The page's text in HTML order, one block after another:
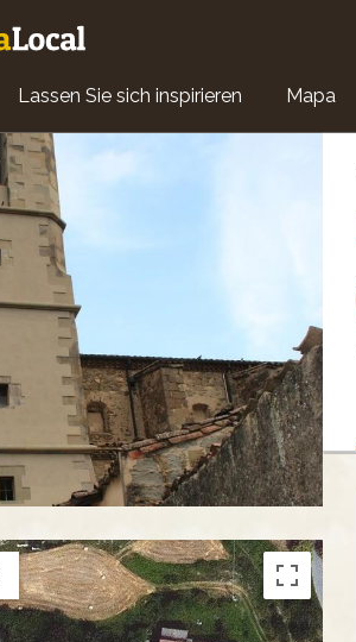
Main
navigation
Lassen Sie sich inspirieren Mapa